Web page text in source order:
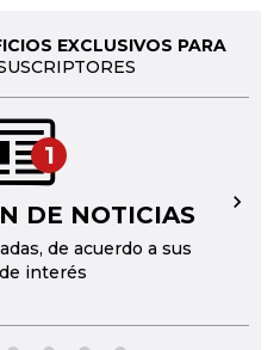
EXCLUSIVOS PARA
1
DE NOTICIAS
de acuerdo a sus
interés
→